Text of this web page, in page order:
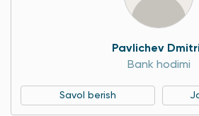
Pavlichev
Bank hodimi
Savol berish